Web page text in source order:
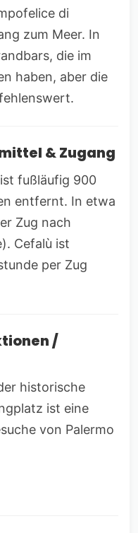
di
zum Meer. In
die im
haben, aber die
& Zugang
fußläufig 900
entfernt. In etwa
Zug nach
Cefalù ist
per Zug
/
historische
ist eine
von Palermo